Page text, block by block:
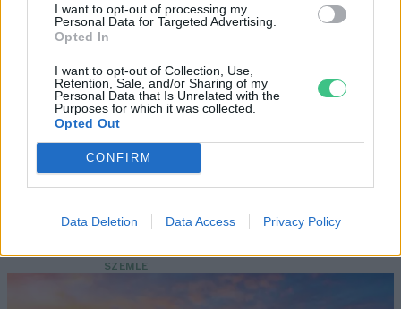
I want to opt-out of processing my
Personal Data for Targeted Advertising.
Opted In
I want to opt-out of Collection, Use,
Retention, Sale, and/or Sharing of my
Personal Data that Is Unrelated with the
Purposes for which it was collected.
Opted Out
CONFIRM
Data Deletion Data Access Privacy Policy
is. A jó idő beköszöntével érdemes minél többet felkeresni.
Születésnapi programokkal várja a
hétvégén a közönséget a 160 éves
Fővárosi Állatkert
ÉLŐ BOLYGÓNK
a legjobb lelőhelyek!
SZEMLE